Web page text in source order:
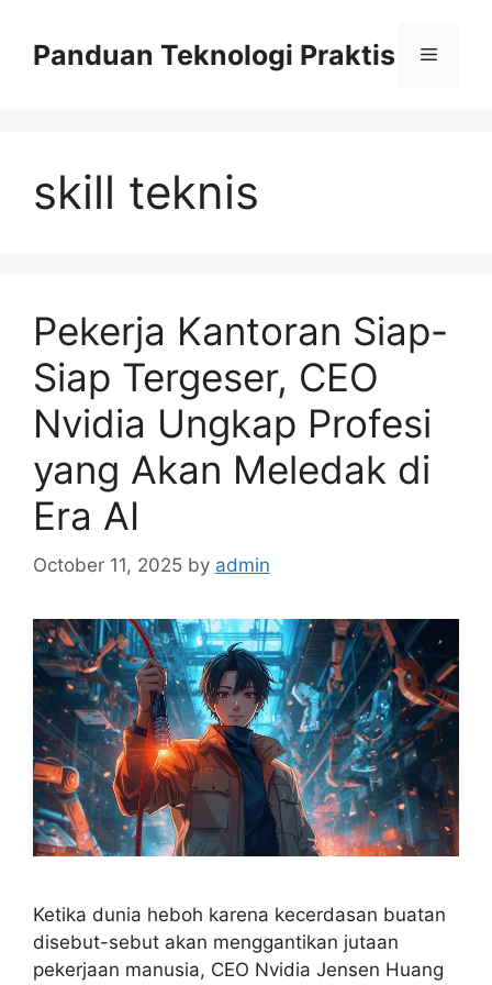
contentPanduan Teknologi Praktis Menu
skill teknis
Pekerja Kantoran Siap-
Siap Tergeser, CEO
Nvidia Ungkap Profesi
yang Akan Meledak di
Era AI
October 11, 2025 by admin
Ketika dunia heboh karena kecerdasan buatan
disebut-sebut akan menggantikan jutaan
pekerjaan manusia, CEO Nvidia Jensen Huang